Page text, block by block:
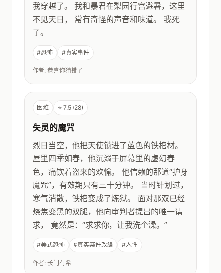
我穿越了。 我和暴君在梨园行宫避暑，这里
不见天日， 常有奇怪的声音和味道。 我死
了。
#恐怖 #真实事件
作者: 恭喜你猜错了
困难 ⭐ 7.5 (28)
失灵的魔咒
烈日当空，他把天使锁进了蓝色的铁棺材。
屋里四季如春，他沉溺于屏幕里的虚幻春
色，痛饮着盗来的欢愉。 他信赖的那道“护身
魔咒”，有效期只有三十分钟。 当时针划过，
寒气消散，铁棺变成了炼狱。 面对那双已经
烧焦变黑的双腿，他向审判者提出的唯一请
求， 竟然是：“求求你，让我洗个澡。”
#美式恐怖 #真实案件改编 #人性
作者: 长门有希